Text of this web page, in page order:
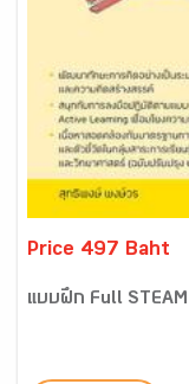
Price 497 Baht
แบบฝึก Full STEAM